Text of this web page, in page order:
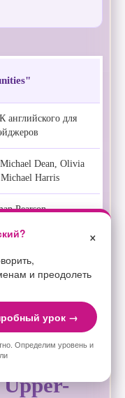
для
Dean, Olivia
Harris
Pearson
(English)
УМК
×
и преодолеть
урок →
Определим уровень и